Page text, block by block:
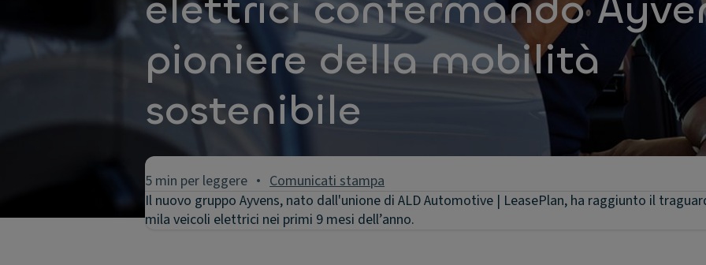
pioniere della mobilità
sostenibile
5 min per leggere
Comunicati stampa
Il nuovo gruppo Ayvens, nato dall'unione di ALD Automotive | LeasePlan, ha raggiunto il
mila veicoli elettrici nei primi 9 mesi dell’anno.